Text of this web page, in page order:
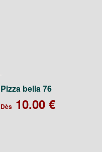
Pizza bella 76
Dès 10.00 €